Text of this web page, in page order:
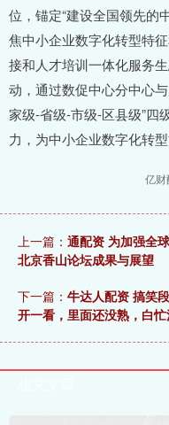
位，锚定“建设全国领先的
焦中小企业数字化转型特
接和人才培训一体化服务
动，通过数促中心分中心
家级-省级-市级-区县级”四
力，为中小企业数字化转
亿财
上一篇： 通配资 为加强全
北京香山论坛成果与展望
下一篇： 牛达人配资 搞笑
开一看，里面还没熟，白